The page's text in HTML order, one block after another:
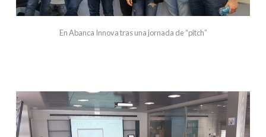
En Abanca Innova tras una jornada de “pitch”